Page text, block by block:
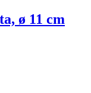
ø 11 cm